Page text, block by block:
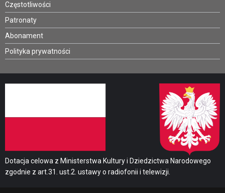
Częstotliwości
Patronaty
Abonament
Polityka prywatności
Dotacja celowa z Ministerstwa Kultury i Dziedzictwa Narodowego
zgodnie z art.31. ust.2. ustawy o radiofonii i telewizji.